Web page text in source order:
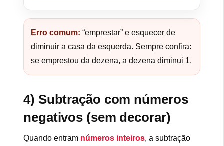
Erro comum: “emprestar” e esquecer de
diminuir a casa da esquerda. Sempre confira:
se emprestou da dezena, a dezena diminui 1.
4) Subtração com números
negativos (sem decorar)
Quando entram números inteiros, a subtração